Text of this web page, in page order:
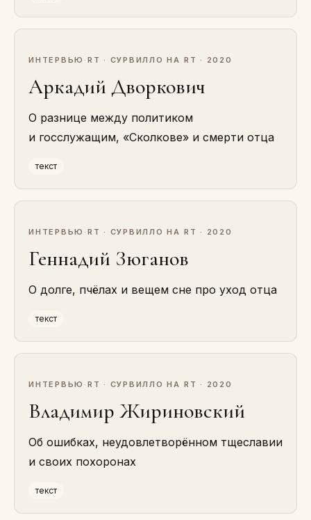
ИНТЕРВЬЮ · RT · СУРВИЛЛО НА RT · 2020
Аркадий Дворкович
О разнице между политиком
и госслужащим, «Сколкове» и смерти отца
текст
ИНТЕРВЬЮ · RT · СУРВИЛЛО НА RT · 2020
Геннадий Зюганов
О долге, пчёлах и вещем сне про уход отца
текст
ИНТЕРВЬЮ · RT · СУРВИЛЛО НА RT · 2020
Владимир Жириновский
Об ошибках, неудовлетворённом тщеславии
и своих похоронах
текст